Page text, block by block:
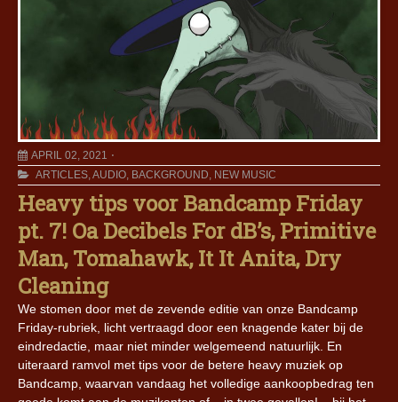
APRIL 02, 2021
ARTICLES,AUDIO, BACKGROUND, NEW MUSIC
Heavy tips voor Bandcamp Friday
pt. 7! Oa Decibels For dB’s, Primitive
Man, Tomahawk, It It Anita, Dry
Cleaning
We stomen door met de zevende editie van onze Bandcamp
Friday-rubriek, licht vertraagd door een knagende kater bij de
eindredactie, maar niet minder welgemeend natuurlijk. En
uiteraard ramvol met tips voor de betere heavy muziek op
Bandcamp, waarvan vandaag het volledige aankoopbedrag ten